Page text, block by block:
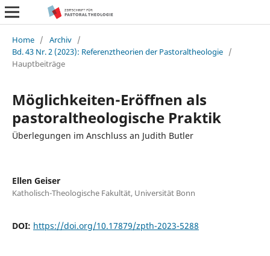
Home / Archiv /
Bd. 43 Nr. 2 (2023): Referenztheorien der Pastoraltheologie /
Hauptbeiträge
Möglichkeiten-Eröffnen als
pastoraltheologische Praktik
Überlegungen im Anschluss an Judith Butler
Ellen Geiser
Katholisch-Theologische Fakultät, Universität Bonn
DOI: https://doi.org/10.17879/zpth-2023-5288